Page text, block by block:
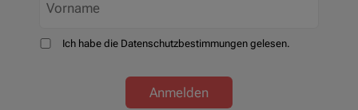
Ich habe die Datenschutzbestimmungen gelesen.
Anmelden